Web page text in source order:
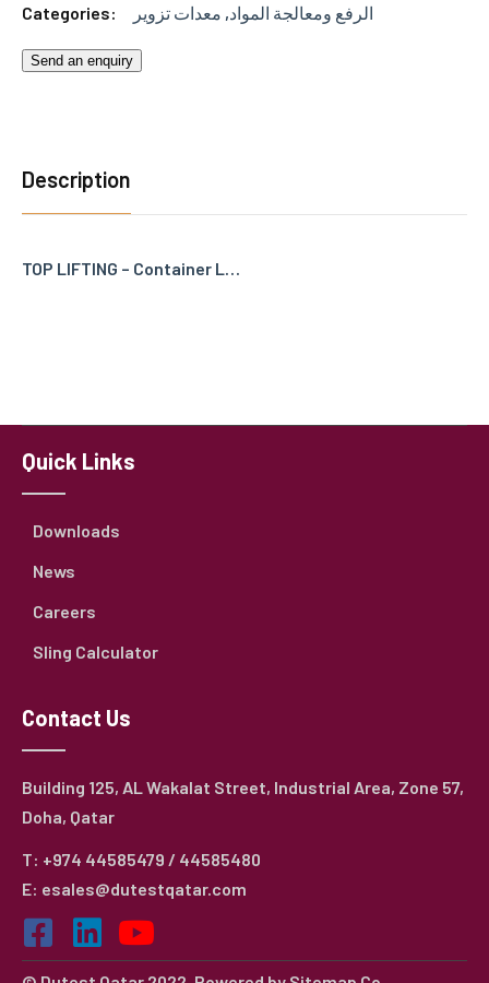
Categories: الرفع ومعالجة المواد, معدات تزوير
Send an enquiry
Description
TOP LIFTING – Container L…
Quick Links
Downloads
News
Careers
Sling Calculator
Contact Us
Building 125, AL Wakalat Street, Industrial Area, Zone 57,
Doha, Qatar
T: +974 44585479 / 44585480
E: esales@dutestqatar.com